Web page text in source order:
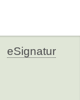
eSignatur